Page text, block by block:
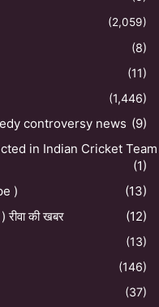
(2,059)
(8)
(11)
(1,446)
controversy news (9)
in Indian Cricket Team
(1)
)
(13)
की खबर
(12)
(13)
(146)
(37)